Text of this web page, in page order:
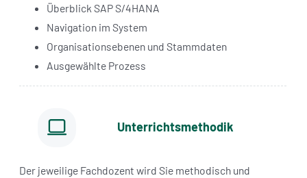
Überblick SAP S/4HANA
Navigation im System
Organisationsebenen und Stammdaten
Ausgewählte Prozess
Unterrichtsmethodik
Der jeweilige Fachdozent wird Sie methodisch und